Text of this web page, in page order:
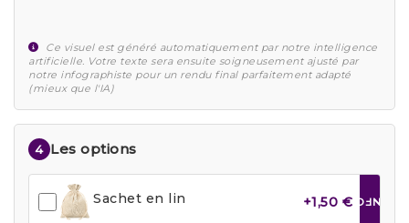
Ce visuel est généré automatiquement par notre intelligence
artificielle. Votre texte sera ensuite soigneusement ajusté par
notre infographiste pour un rendu final parfaitement adapté
(mieux que l'IA)
4 Les options
Sachet en lin +1,50 € INFO